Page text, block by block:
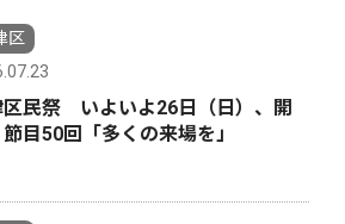
区
区民祭 いよいよ26日（日）、開
目50回「多くの来場を」